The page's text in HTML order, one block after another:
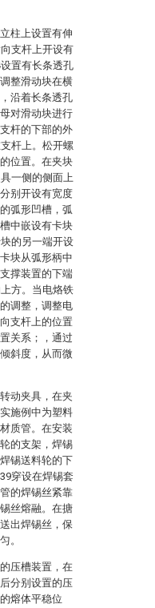
柱上设置有伸
支杆上开设有
置有长条透孔
整滑动块在横
沿着长条透孔
对滑动块进行
杆的下部的外
杆上。松开螺
位置。在夹块
一侧的侧面上
别开设有宽度
弧形凹槽，弧
中嵌设有卡块
的另一端开设
块从弧形柄中
撑装置的下端
方。当电烙铁
调整，调整电
支杆上的位置
关系；，通过
斜度，从而微
动夹具，在夹
施例中为塑料
质管。在安装
的支架，焊锡
锡送料轮的下
穿设在焊锡套
的焊锡丝紧靠
丝熔融。在搪
出焊锡丝，保
。
压槽装置，在
分别设置的压
熔体平稳位